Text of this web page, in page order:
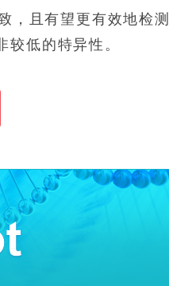
，且有望更有效地检
低的特异性。